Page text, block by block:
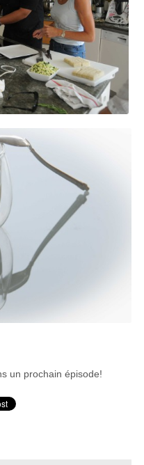
un prochain épisode!